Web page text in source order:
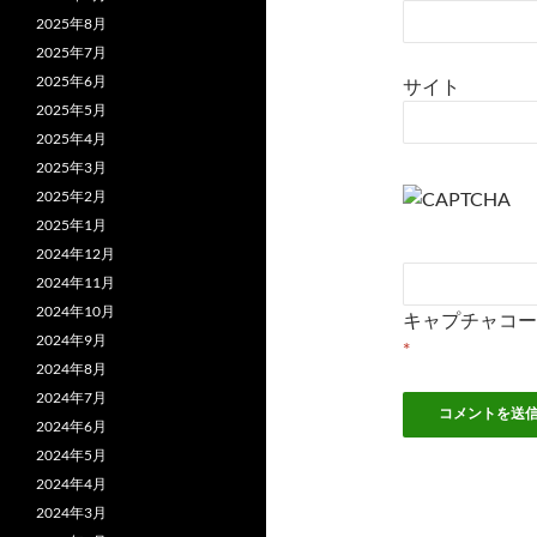
サイト
キャプチャコ
*
2025年8月
2025年7月
2025年6月
2025年5月
2025年4月
2025年3月
2025年2月
2025年1月
2024年12月
2024年11月
2024年10月
2024年9月
2024年8月
2024年7月
2024年6月
2024年5月
2024年4月
2024年3月